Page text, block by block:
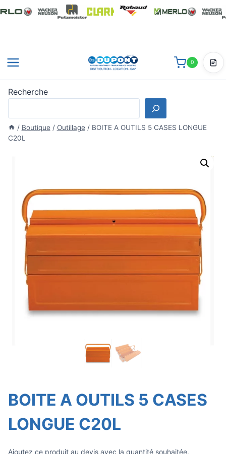
0
/ Boutique / Outillage / BOITE A OUTILS 5 CASES LONGUE
C20L
BOITE A OUTILS 5 CASES
LONGUE C20L
Ajoutez ce produit au devis avec la quantité souhaitée.
Recherche